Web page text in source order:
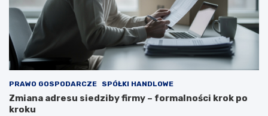
PRAWO GOSPODARCZE SPÓŁKI HANDLOWE
Zmiana adresu siedziby firmy – formalności krok po
kroku